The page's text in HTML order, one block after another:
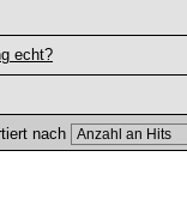
echt?
nach